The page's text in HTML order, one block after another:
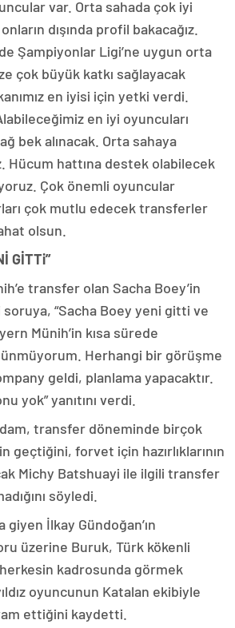
var. Orta sahada çok iyi
dışında profil bakacağız.
Şampiyonlar Ligi’ne uygun orta
çok büyük katkı sağlayacak
en iyisi için yetki verdi.
en iyi oyuncuları
bek alınacak. Orta sahaya
Hücum hattına destek olabilecek
Çok önemli oyuncular
çok mutlu edecek transferler
olsun.
GİTTi”
transfer olan Sacha Boey’in
soruya, “Sacha Boey yeni gitti ve
Münih’in kısa sürede
Herhangi bir görüşme
geldi, planlama yapacaktır.
yok” yanıtını verdi.
transfer döneminde birçok
geçtiğini, forvet için hazırlıklarının
Michy Batshuayi ile ilgili transfer
söyledi.
giyen İlkay Gündoğan’ın
üzerine Buruk, Türk kökenli
kadrosunda görmek
oyuncunun Katalan ekibiyle
ettiğini kaydetti.